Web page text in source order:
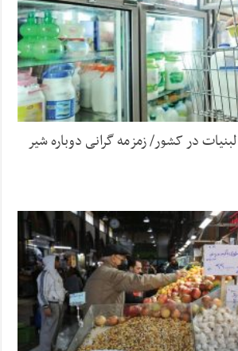
در کشور/ زمزمه گرانی دوباره شیر